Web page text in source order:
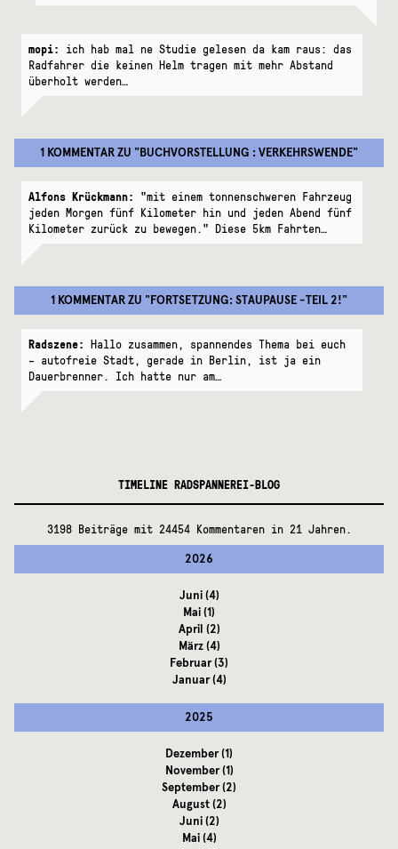
mopi: ich hab mal ne Studie gelesen da kam raus: das
Radfahrer die keinen Helm tragen mit mehr Abstand
überholt werden…
1 KOMMENTARZU "BUCHVORSTELLUNG : VERKEHRSWENDE"
Alfons Krückmann: "mit einem tonnenschweren Fahrzeug
jeden Morgen fünf Kilometer hin und jeden Abend fünf
Kilometer zurück zu bewegen." Diese 5km Fahrten…
1 KOMMENTARZU "FORTSETZUNG: STAUPAUSE -TEIL 2!"
Radszene: Hallo zusammen, spannendes Thema bei euch
– autofreie Stadt, gerade in Berlin, ist ja ein
Dauerbrenner. Ich hatte nur am…
TIMELINE RADSPANNEREI-BLOG
3198 Beiträge mit 24454 Kommentaren in 21 Jahren.
2026
Juni(4)
Mai(1)
April (2)
März(4)
Februar(3)
Januar(4)
2025
Dezember(1)
November(1)
September(2)
August(2)
Juni(2)
Mai(4)